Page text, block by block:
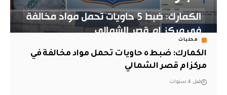
محليات
الكمارك: ضبط ٥ حاويات تحمل مواد مخالفة في
مركز ام قصر الشمالي
قبل 4 سنوات